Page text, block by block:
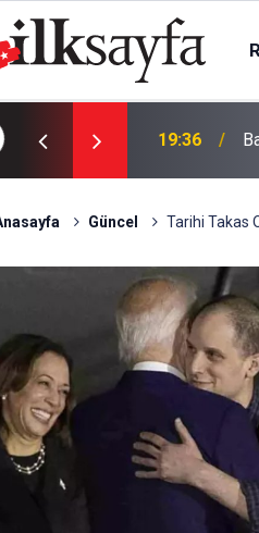
On Numara çekiliş
19:36
Güncel Tarihi Takas